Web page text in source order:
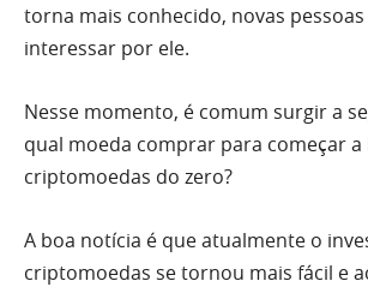
torna mais conhecido, novas pessoas
interessar por ele.
Nesse momento, é comum surgir a
qual moeda comprar para começar
criptomoedas do zero?
A boa notícia é que atualmente o
criptomoedas se tornou mais fácil e